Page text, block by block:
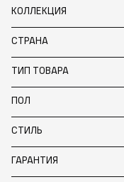
КОЛЛЕКЦИЯ
СТРАНА
ТИП ТОВАРА
ПОЛ
СТИЛЬ
ГАРАНТИЯ